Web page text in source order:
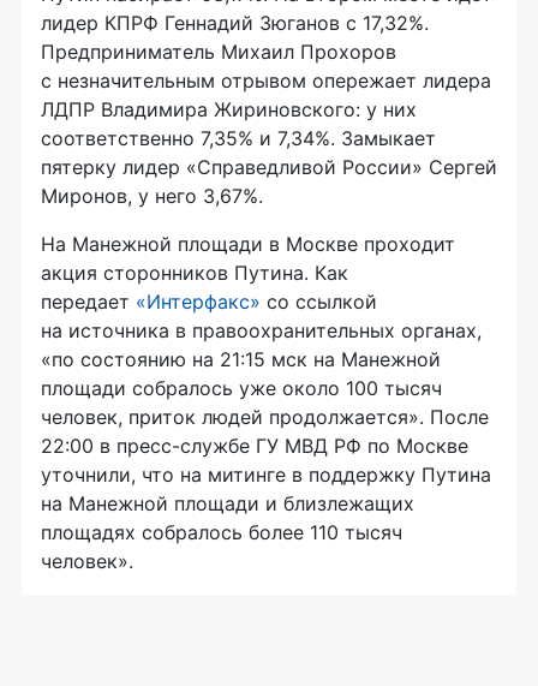
лидер КПРФ Геннадий Зюганов с 17,32%.
Предприниматель Михаил Прохоров
с незначительным отрывом опережает лидера
ЛДПР Владимира Жириновского: у них
соответственно 7,35% и 7,34%. Замыкает
пятерку лидер «Справедливой России» Сергей
Миронов, у него 3,67%.
На Манежной площади в Москве проходит
акция сторонников Путина. Как
передает «Интерфакс» со ссылкой
на источника в правоохранительных органах,
«по состоянию на 21:15 мск на Манежной
площади собралось уже около 100 тысяч
человек, приток людей продолжается». После
22:00 в пресс-службе ГУ МВД РФ по Москве
уточнили, что на митинге в поддержку Путина
на Манежной площади и близлежащих
площадях собралось более 110 тысяч
человек».